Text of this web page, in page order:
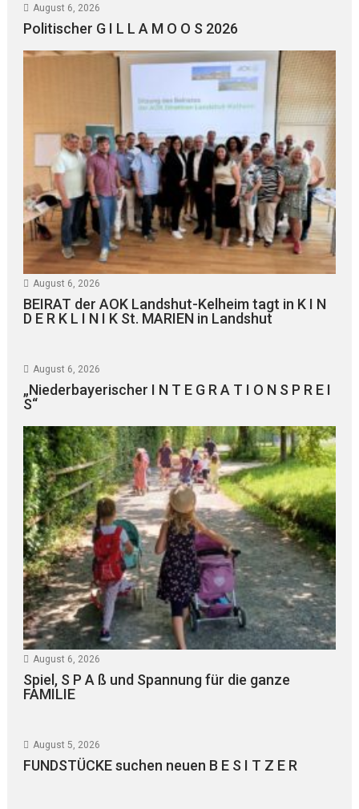
August 6, 2026
Politischer G I L L A M O O S 2026
August 6, 2026
BEIRAT der AOK Landshut-Kelheim tagt in K I N
D E R K L I N I K St. MARIEN in Landshut
August 6, 2026
„Niederbayerischer I N T E G R A T I O N S P R E I
S“
August 6, 2026
Spiel, S P A ß und Spannung für die ganze
FAMILIE
August 5, 2026
FUNDSTÜCKE suchen neuen B E S I T Z E R